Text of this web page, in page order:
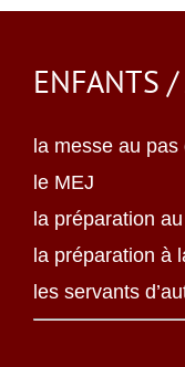
ENFANTS /
la messe au
le MEJ
la préparation
la préparation à
les servants